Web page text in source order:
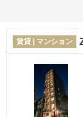
賃貸 | マンション